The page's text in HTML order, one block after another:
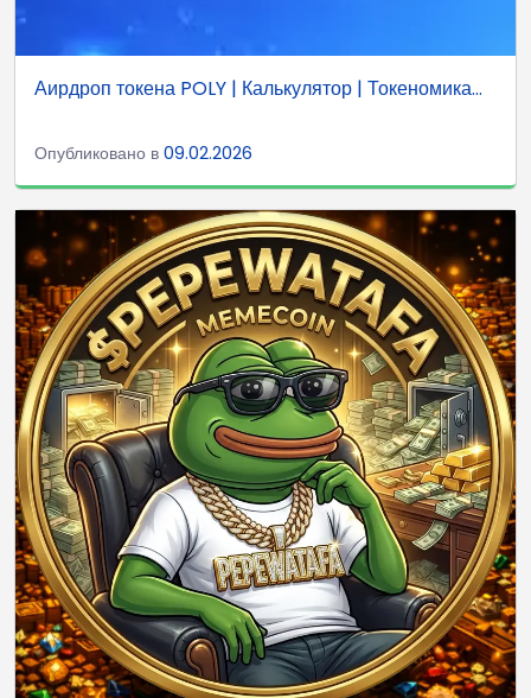
Аирдроп токена POLY | Калькулятор | Токеномика...
Опубликовано в 09.02.2026